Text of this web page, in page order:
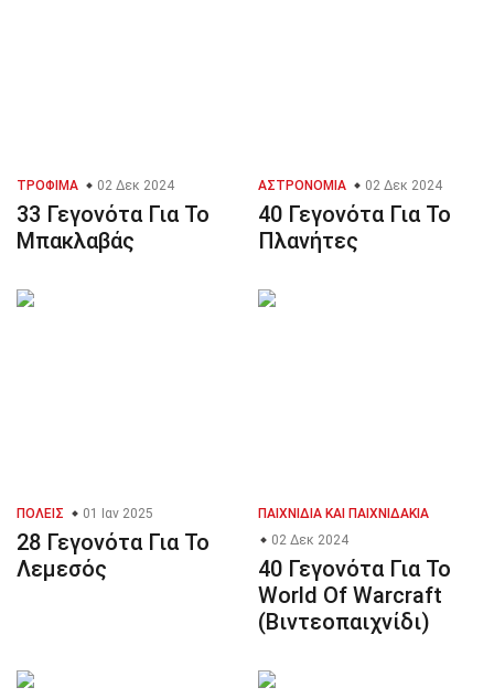
ΤΡΌΦΙΜΑ 02 Δεκ 2024
33 Γεγονότα Για Το
Μπακλαβάς
ΑΣΤΡΟΝΟΜΊΑ 02 Δεκ 2024
40 Γεγονότα Για Το
Πλανήτες
ΠΌΛΕΙΣ 01 Ιαν 2025
28 Γεγονότα Για Το
Λεμεσός
ΠΑΙΧΝΊΔΙΑ ΚΑΙ ΠΑΙΧΝΙΔΆΚΙΑ
02 Δεκ 2024
40 Γεγονότα Για Το
World Of Warcraft
(Βιντεοπαιχνίδι)